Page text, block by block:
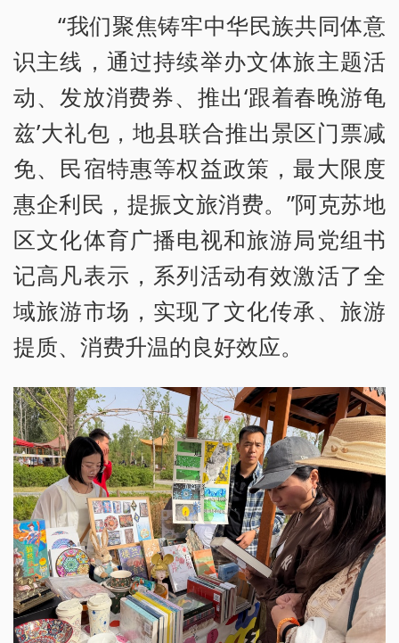
“我们聚焦铸牢中华民族共同体意
识主线，通过持续举办文体旅主题活
动、发放消费券、推出‘跟着春晚游龟
兹’大礼包，地县联合推出景区门票减
免、民宿特惠等权益政策，最大限度
惠企利民，提振文旅消费。”阿克苏地
区文化体育广播电视和旅游局党组书
记高凡表示，系列活动有效激活了全
域旅游市场，实现了文化传承、旅游
提质、消费升温的良好效应。